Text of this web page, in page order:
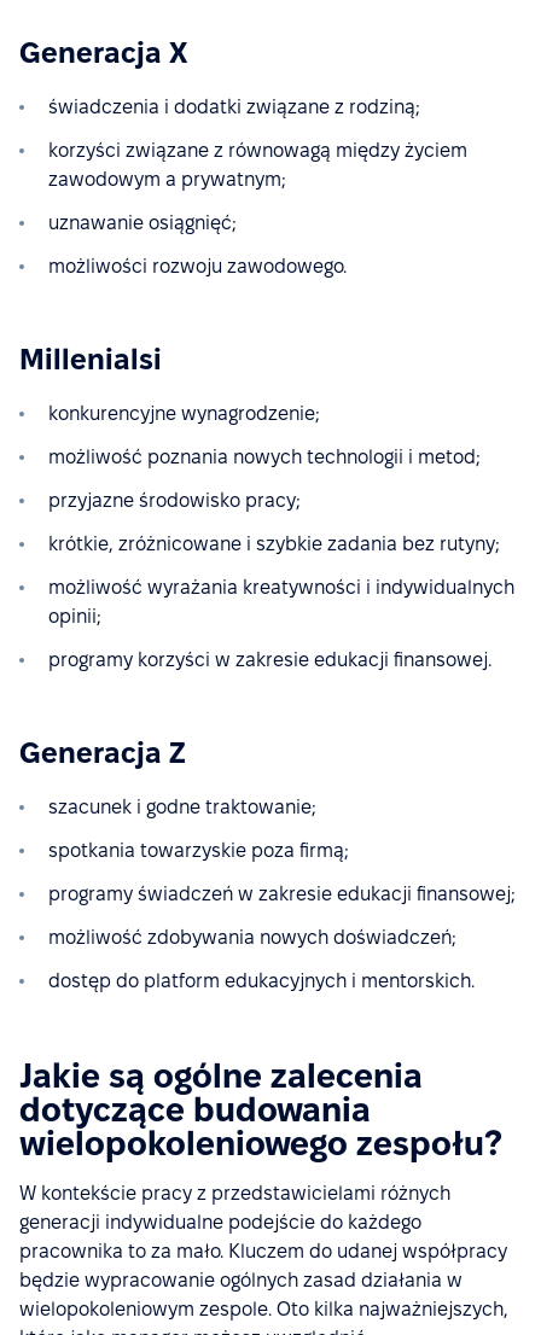
Generacja X
świadczenia i dodatki związane z rodziną;
korzyści związane z równowagą między życiem
zawodowym a prywatnym;
uznawanie osiągnięć;
możliwości rozwoju zawodowego.
Millenialsi
konkurencyjne wynagrodzenie;
możliwość poznania nowych technologii i metod;
przyjazne środowisko pracy;
krótkie, zróżnicowane i szybkie zadania bez rutyny;
możliwość wyrażania kreatywności i indywidualnych
opinii;
programy korzyści w zakresie edukacji finansowej.
Generacja Z
szacunek i godne traktowanie;
spotkania towarzyskie poza firmą;
programy świadczeń w zakresie edukacji finansowej;
możliwość zdobywania nowych doświadczeń;
dostęp do platform edukacyjnych i mentorskich.
Jakie są ogólne zalecenia
dotyczące budowania
wielopokoleniowego zespołu?
W kontekście pracy z przedstawicielami różnych
generacji indywidualne podejście do każdego
pracownika to za mało. Kluczem do udanej współpracy
będzie wypracowanie ogólnych zasad działania w
wielopokoleniowym zespole. Oto kilka najważniejszych,